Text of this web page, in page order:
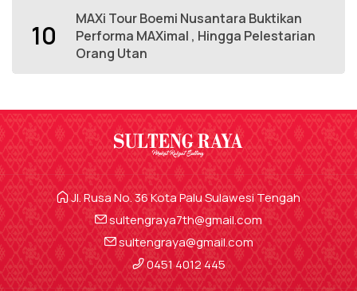
10
MAXi Tour Boemi Nusantara Buktikan
Performa MAXimal , Hingga Pelestarian
Orang Utan
Jl. Rusa No. 36 Kota Palu Sulawesi Tengah
sultengraya7th@gmail.com
sultengraya@gmail.com
0451 4012 445